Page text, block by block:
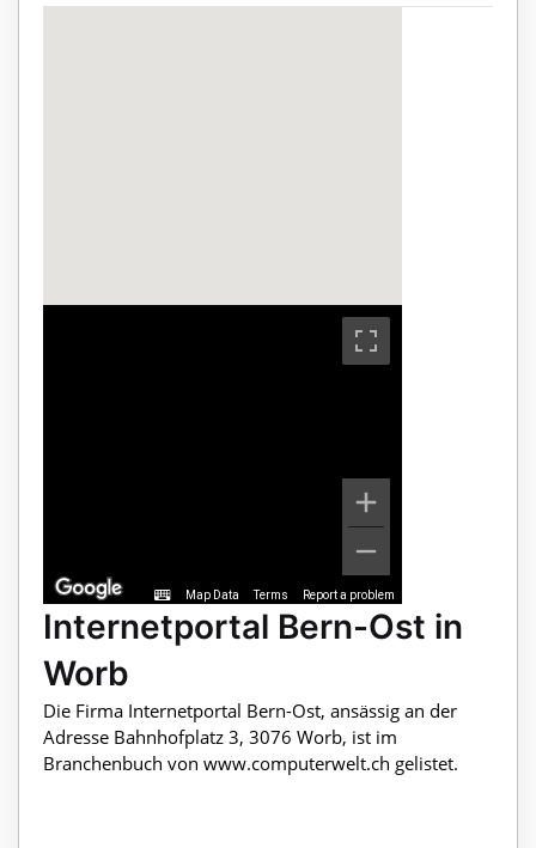
Map Data Terms Report a problem
Internetportal Bern-Ost in
Worb
Die Firma Internetportal Bern-Ost, ansässig an der
Adresse Bahnhofplatz 3, 3076 Worb, ist im
Branchenbuch von www.computerwelt.ch gelistet.